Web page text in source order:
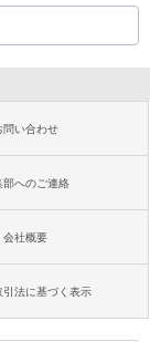
問い合わせ
部へのご連絡
会社概要
引法に基づく表示